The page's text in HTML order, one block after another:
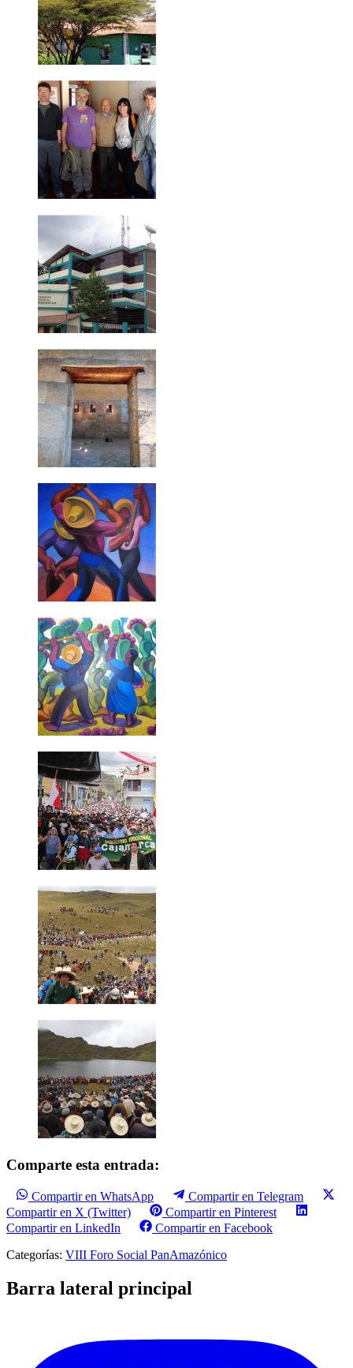
Comparte esta entrada:
Compartir en WhatsApp
Compartir en Telegram
Compartir en X (Twitter)
Compartir en Pinterest
Compartir en LinkedIn
Compartir en Facebook
Categorías: VIII Foro Social PanAmazónico
Barra lateral principal